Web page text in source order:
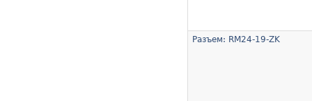
Разъем: RM24-19-ZK